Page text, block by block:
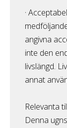
·
angivna
inte den
livslängd.
annat
Relevanta
Denna